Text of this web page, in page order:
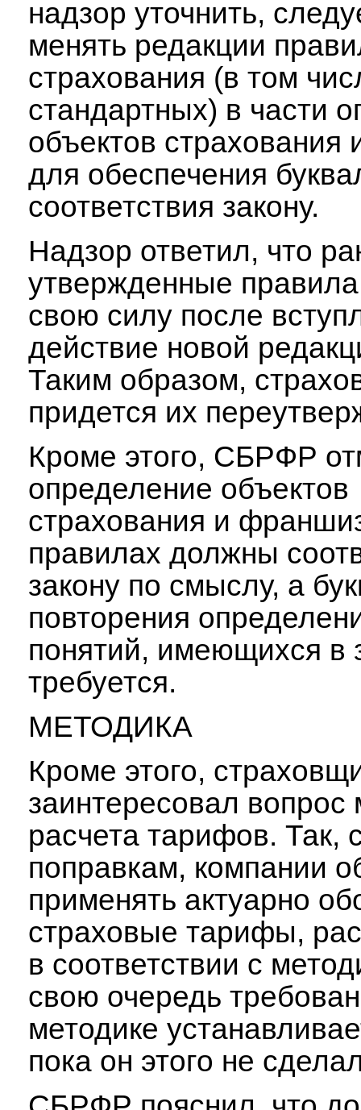
надзор уточнить,
менять редакции
страхования (в том
стандартных) в части
объектов
для обеспечения
соответствия закону.
Надзор ответил, что
утвержденные
свою силу после
действие новой
Таким образом,
придется их
Кроме этого, СБРФР
определение объектов
страхования и
правилах должны
закону по смыслу, а
повторения
понятий, имеющихся в
требуется.
МЕТОДИКА
Кроме этого,
заинтересовал вопрос
расчета тарифов. Так,
поправкам, компании
применять актуарно
страховые тарифы,
в соответствии с
свою очередь
методике
пока он этого не